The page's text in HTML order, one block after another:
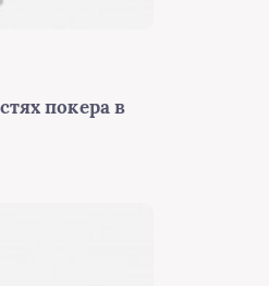
покера в